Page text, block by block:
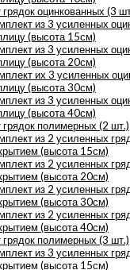
оцинкованных (3
из 3 усиленных
(высота 15см)
из 3 усиленных
(высота 20см)
их 3 усиленных
(высота 30см)
из 3 усиленных
(высота 40см)
грядок полимерных (2 шт.)
из 2 усиленных
(высота 15см)
из 2 усиленных
(высота 20см)
из 2 усиленных
(высота 30см)
из 2 усиленных
(высота 40см)
грядок полимерных (3 шт.)
из 3 усиленных
(высота 15см)